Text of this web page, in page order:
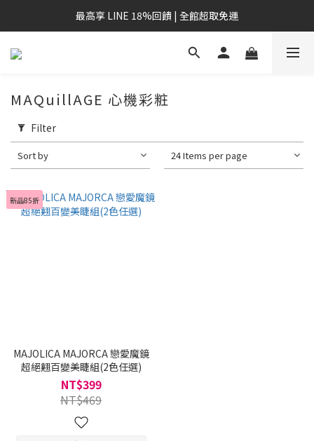
最高享 LINE 18%回饋 | 全館超取免運
MAQuillAGE 心機彩粧
Filter
Sort by 24 Items per page
新品85折
MAJOLICA MAJORCA 戀愛魔鏡
超絕翹百變美睫組(2色任選)
NT$399
NT$469